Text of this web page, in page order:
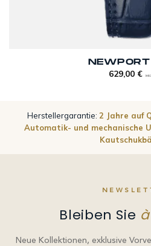
629,00 €
Herstellergarantie: 2 Jahre auf
Automatik- und mechanische
Bleiben Sie
Neue Kollektionen, exklusive